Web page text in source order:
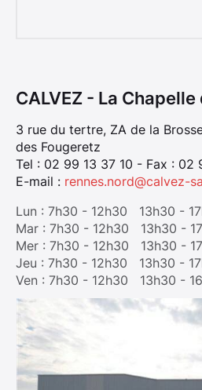
CALVEZ - La Chapelle
3 rue du tertre, ZA de la
Tel : 02 99 13 37 10 - Fax : 02
E-mail :rennes.nord@calvez-
Lun : 7h30 - 12h30 13h30 -
Mar : 7h30 - 12h30 13h30 -
Jeu : 7h30 - 12h30 13h30 -
Ven : 7h30 - 12h30 13h30 -